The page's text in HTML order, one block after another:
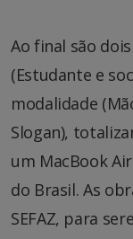
Ao final são
(Estudante e
modalidade
Slogan),
um MacBook
do Brasil. As
SEFAZ, para